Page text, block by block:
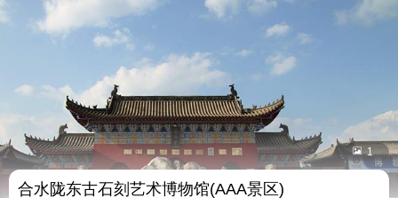
 1
合水陇东古石刻艺术博物馆(AAA景区)